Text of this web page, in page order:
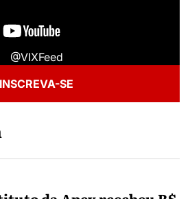
@VIXFeed
INSCREVA-SE